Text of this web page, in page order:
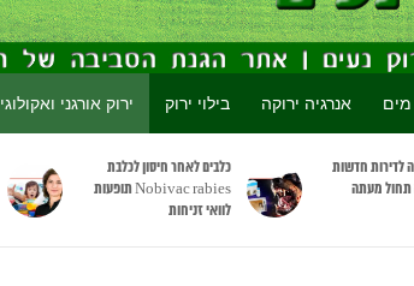
מים אנרגיה ירוקה בילוי ירוק ירוק אורגני ואקולוגי
לדירות חדשות
תחול מעתה
כלבים לאחר חיסון לכלבת
Nobivac rabies תופעות
לוואי זניחות